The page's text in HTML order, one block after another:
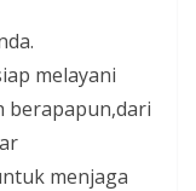
melayani
berapapun,dari
menjaga